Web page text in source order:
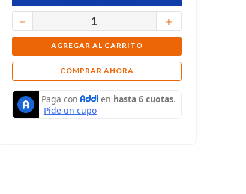
＋
－
AGREGAR AL CARRITO
COMPRAR AHORA